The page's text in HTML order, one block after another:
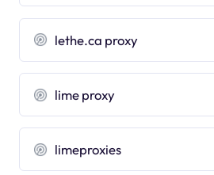
lethe.ca proxy
lime proxy
limeproxies